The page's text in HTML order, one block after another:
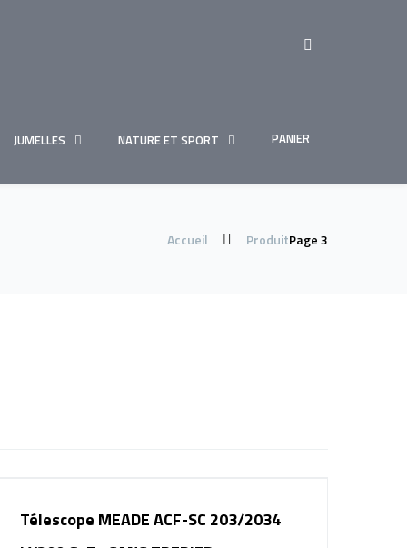
JUMELLES NATURE ET SPORT PANIER
Accueil ProduitPage 3
Télescope MEADE ACF-SC 203/2034